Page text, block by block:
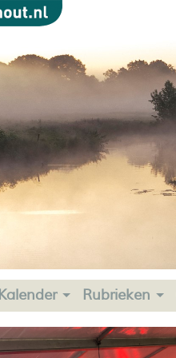
Kalender Rubrieken